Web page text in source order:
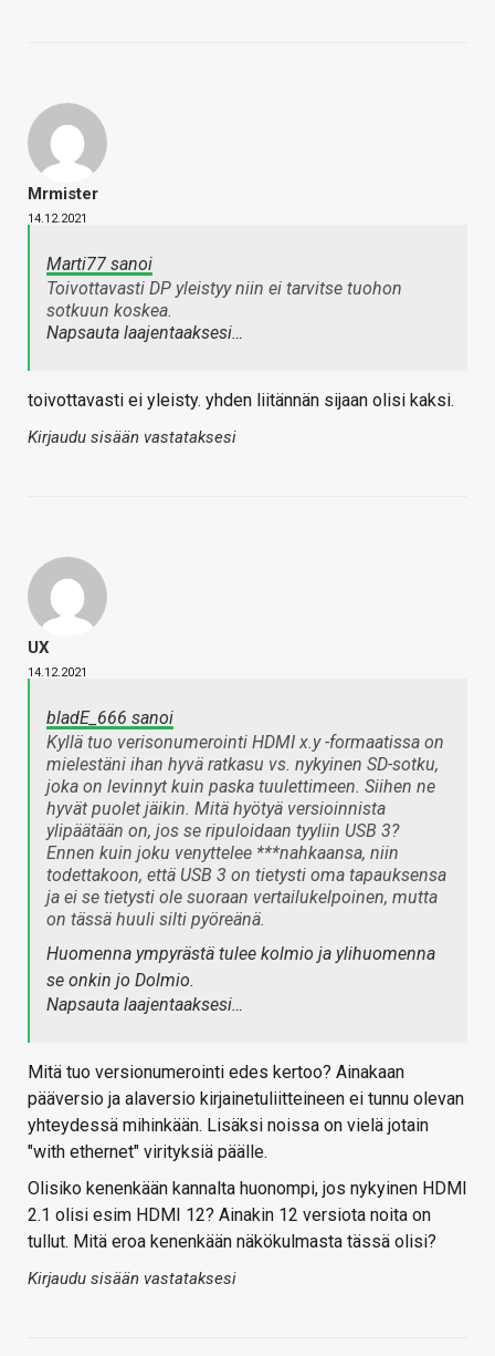
Mrmister
14.12.2021
Marti77 sanoi
Toivottavasti DP yleistyy niin ei tarvitse tuohon
sotkuun koskea.
Napsauta laajentaaksesi…
toivottavasti ei yleisty. yhden liitännän sijaan olisi kaksi.
Kirjaudu sisään vastataksesi
UX
14.12.2021
bladE_666 sanoi
Kyllä tuo verisonumerointi HDMI x.y -formaatissa on
mielestäni ihan hyvä ratkasu vs. nykyinen SD-sotku,
joka on levinnyt kuin paska tuulettimeen. Siihen ne
hyvät puolet jäikin. Mitä hyötyä versioinnista
ylipäätään on, jos se ripuloidaan tyyliin USB 3?
Ennen kuin joku venyttelee ***nahkaansa, niin
todettakoon, että USB 3 on tietysti oma tapauksensa
ja ei se tietysti ole suoraan vertailukelpoinen, mutta
on tässä huuli silti pyöreänä.
Huomenna ympyrästä tulee kolmio ja ylihuomenna
se onkin jo Dolmio.
Napsauta laajentaaksesi…
Mitä tuo versionumerointi edes kertoo? Ainakaan
pääversio ja alaversio kirjainetuliitteineen ei tunnu olevan
yhteydessä mihinkään. Lisäksi noissa on vielä jotain
"with ethernet" virityksiä päälle.
Olisiko kenenkään kannalta huonompi, jos nykyinen HDMI
2.1 olisi esim HDMI 12? Ainakin 12 versiota noita on
tullut. Mitä eroa kenenkään näkökulmasta tässä olisi?
Kirjaudu sisään vastataksesi